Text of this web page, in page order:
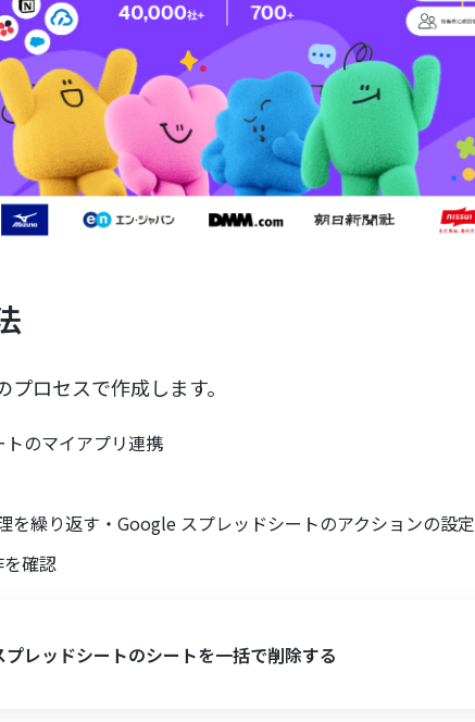
ロセスで作成します。
のマイアプリ連携
を繰り返す・Google スプレッドシートのアクションの設定
確認
レッドシートのシートを一括で削除する